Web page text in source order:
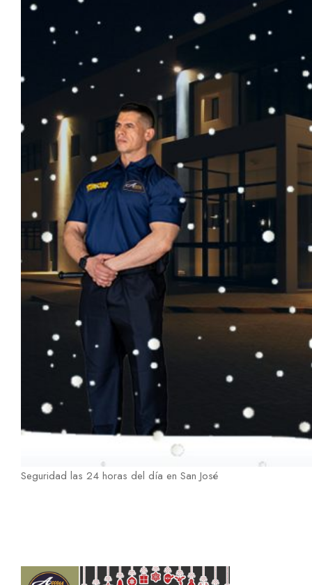
Seguridad las 24 horas del día en San José